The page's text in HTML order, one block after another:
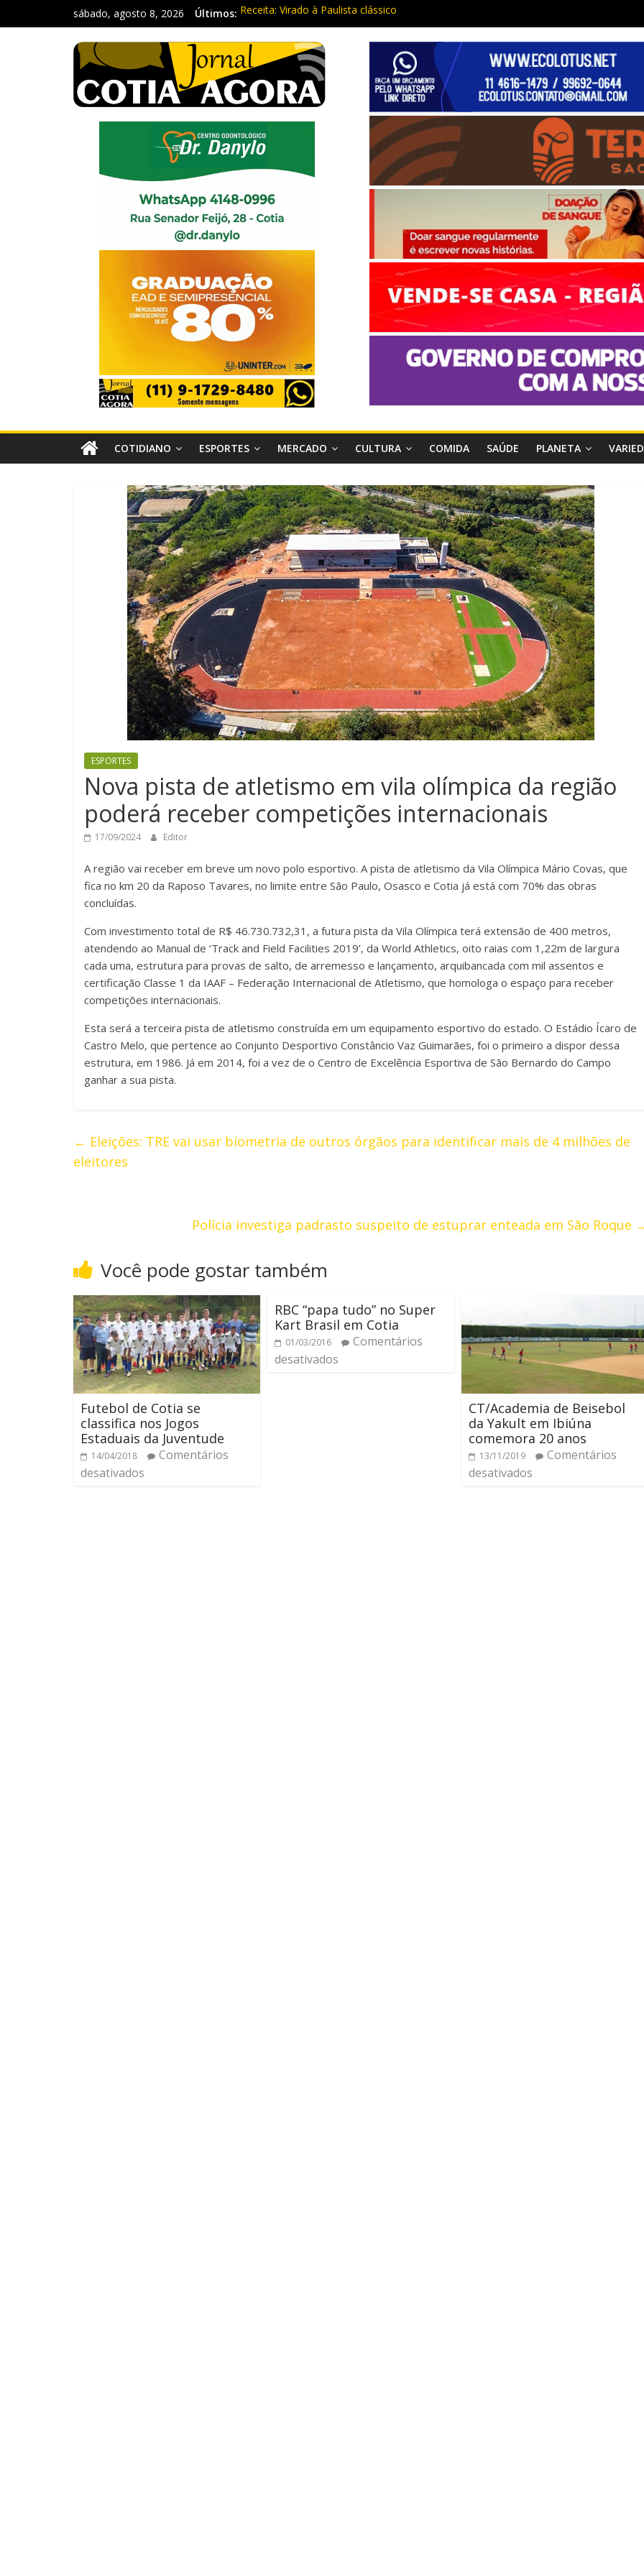
sábado, agosto 8, 2026 Últimos: Receita: Virado à Paulista clássico
Ladrão de farmácia e procurado por maus-tratos são presos em Vargem Grande
Cine Sustentável traz cinema ao ar livre e educação ambiental para Vargem Grande
WhatsApp vai parar de funcionar em vários celulares antigos em setembro
Equipe Guardiã Maria da Penha prende três em flagrante em São Roque
COTIDIANO ESPORTES MERCADO CULTURA COMIDA SAÚDE PLANETA
ESPORTES
Nova pista de atletismo em vila olímpica da região
poderá receber competições internacionais
17/09/2024 Editor
A região vai receber em breve um novo polo esportivo. A pista de atletismo da Vila Olímpica Mário Covas, que
fica no km 20 da Raposo Tavares, no limite entre São Paulo, Osasco e Cotia já está com 70% das obras
concluídas.
Com investimento total de R$ 46.730.732,31, a futura pista da Vila Olímpica terá extensão de 400 metros,
atendendo ao Manual de ‘Track and Field Facilities 2019’, da World Athletics, oito raias com 1,22m de largura
cada uma, estrutura para provas de salto, de arremesso e lançamento, arquibancada com mil assentos e
certificação Classe 1 da IAAF – Federação Internacional de Atletismo, que homologa o espaço para receber
competições internacionais.
Esta será a terceira pista de atletismo construída em um equipamento esportivo do estado. O Estádio Ícaro de
Castro Melo, que pertence ao Conjunto Desportivo Constâncio Vaz Guimarães, foi o primeiro a dispor dessa
estrutura, em 1986. Já em 2014, foi a vez de o Centro de Excelência Esportiva de São Bernardo do Campo
ganhar a sua pista.
← Eleições: TRE vai usar biometria de outros órgãos para identificar mais de 4 milhões de
eleitores
Polícia investiga padrasto suspeito de estuprar enteada em São Roque
Você pode gostar também
Futebol de Cotia se
classifica nos Jogos
Estaduais da Juventude
14/04/2018
Comentários
desativados
RBC “papa tudo” no Super
Kart Brasil em Cotia
01/03/2016
Comentários
desativados
CT/Academia de Beisebol
da Yakult em Ibiúna
comemora 20 anos
13/11/2019
Comentários
desativados